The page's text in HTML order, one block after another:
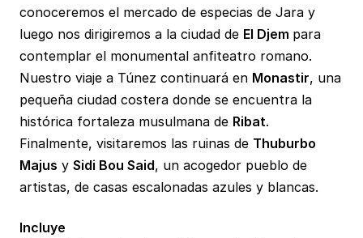
conoceremos el mercado de especias de Jara y
luego nos dirigiremos a la ciudad de El Djem para
contemplar el monumental anfiteatro romano.
Nuestro viaje a Túnez continuará en Monastir, una
pequeña ciudad costera donde se encuentra la
histórica fortaleza musulmana de Ribat.
Finalmente, visitaremos las ruinas de Thuburbo
Majus y Sidi Bou Said, un acogedor pueblo de
artistas, de casas escalonadas azules y blancas.
Incluye